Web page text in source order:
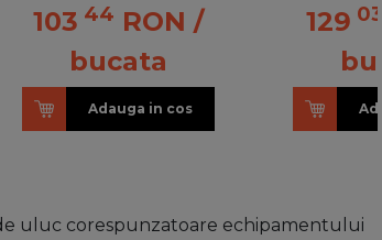
103 44 RON /
bucata
Adauga in cos
129
uluc corespunzatoare echipamentului